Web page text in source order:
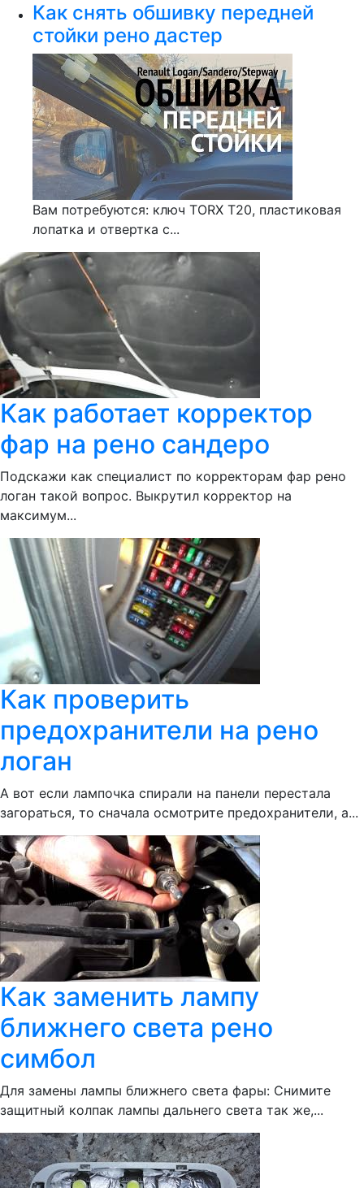
Как снять обшивку передней
стойки рено дастер
Вам потребуются: ключ TORX Т20, пластиковая
лопатка и отвертка с...
Как работает корректор
фар на рено сандеро
Подскажи как специалист по корректорам фар рено
логан такой вопрос. Выкрутил корректор на
максимум...
Как проверить
предохранители на рено
логан
А вот если лампочка спирали на панели перестала
загораться, то сначала осмотрите предохранители, а...
Как заменить лампу
ближнего света рено
симбол
Для замены лампы ближнего света фары: Снимите
защитный колпак лампы дальнего света так же,...